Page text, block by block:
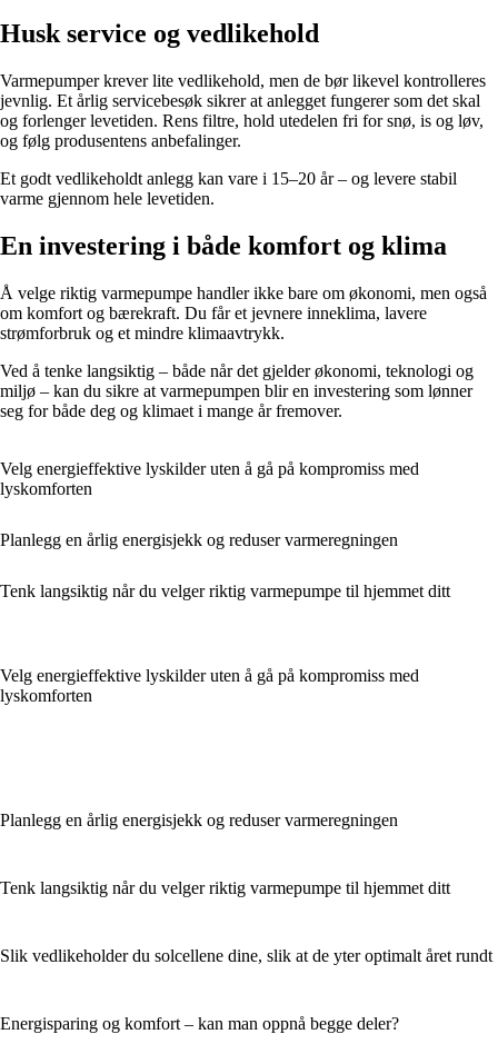
Husk service og vedlikehold
Varmepumper krever lite vedlikehold, men de bør likevel kontrolleres
jevnlig. Et årlig servicebesøk sikrer at anlegget fungerer som det skal
og forlenger levetiden. Rens filtre, hold utedelen fri for snø, is og løv,
og følg produsentens anbefalinger.
Et godt vedlikeholdt anlegg kan vare i 15–20 år – og levere stabil
varme gjennom hele levetiden.
En investering i både komfort og klima
Å velge riktig varmepumpe handler ikke bare om økonomi, men også
om komfort og bærekraft. Du får et jevnere inneklima, lavere
strømforbruk og et mindre klimaavtrykk.
Ved å tenke langsiktig – både når det gjelder økonomi, teknologi og
miljø – kan du sikre at varmepumpen blir en investering som lønner
seg for både deg og klimaet i mange år fremover.
Velg energieffektive lyskilder uten å gå på kompromiss med
lyskomforten
Planlegg en årlig energisjekk og reduser varmeregningen
Tenk langsiktig når du velger riktig varmepumpe til hjemmet ditt
Velg energieffektive lyskilder uten å gå på kompromiss med
lyskomforten
Planlegg en årlig energisjekk og reduser varmeregningen
Tenk langsiktig når du velger riktig varmepumpe til hjemmet ditt
Slik vedlikeholder du solcellene dine, slik at de yter optimalt året rundt
Energisparing og komfort – kan man oppnå begge deler?